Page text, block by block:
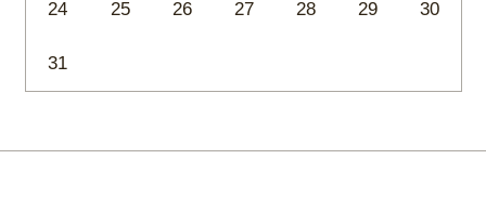
24 25 26 27 28 29 30
31